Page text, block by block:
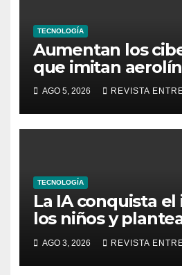
TECNOLOGÍA
Aumentan los
que imitan
hoteles y
AGO 5, 2026 REVISTA
TECNOLOGÍA
La IA conquista
los niños y
retos para su
digital
AGO 3, 2026 REVISTA